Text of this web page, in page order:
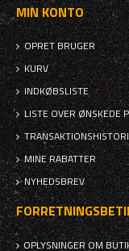
MIN KONTO
OPRET BRUGER
KURV
INDKØBSLISTE
LISTE OVER ØNSKEDE
MINE RABATTER
NYHEDSBREV
OPLYSNINGER OM